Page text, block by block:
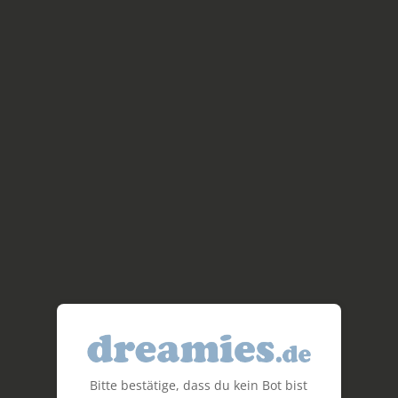
Bitte bestätige, dass du kein Bot bist